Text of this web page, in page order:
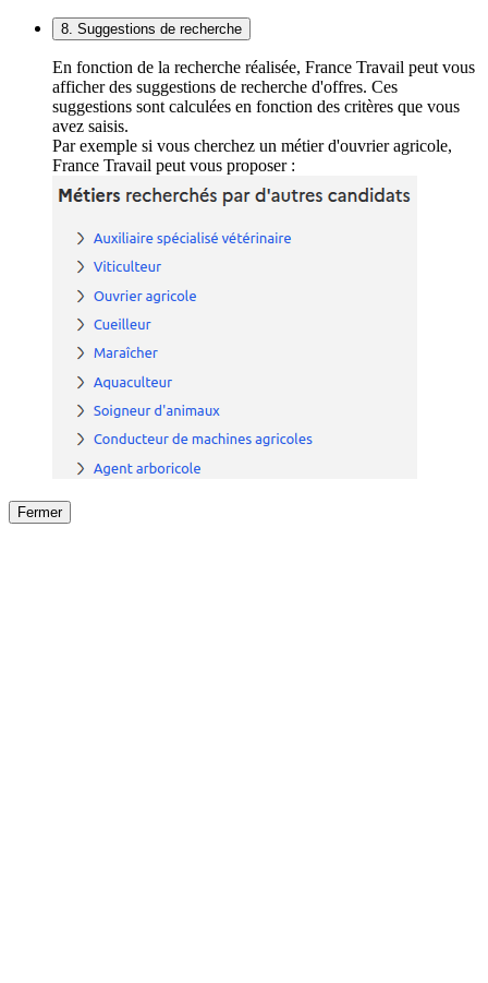
8. Suggestions de recherche
En fonction de la recherche réalisée, France Travail peut vous
afficher des suggestions de recherche d'offres. Ces
suggestions sont calculées en fonction des critères que vous
avez saisis.
Par exemple si vous cherchez un métier d'ouvrier agricole,
France Travail peut vous proposer :
Fermer